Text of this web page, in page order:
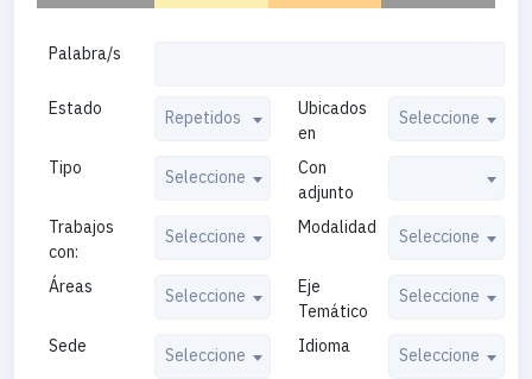
Palabra/s
Estado Repetidos
Ubicados
en
Seleccione
Tipo Seleccione
Con
adjunto
Trabajos
con:
Seleccione Modalidad Seleccione
Áreas Seleccione
Eje
Temático
Seleccione
Sede Seleccione Idioma Seleccione